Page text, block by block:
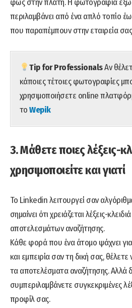
φως στην πλάτη. Η φωτογραφία
περιλαμβάνει από ένα απλό τοπίο
που παραπέμπουν στην εταιρεία
Tip for ProfessionalsΑν
κάποιες τέτοιες φωτογραφίες
χρησιμοποιήσετε online
τοWepik
3. Μάθετε ποιες λέξεις-
χρησιμοποιείτε και γιατί
Το Linkedin λειτουργεί σαν
σημαίνει ότι χρειάζεται λέξεις-
αποτελεσμάτων αναζήτησης.
Κάθε φορά που ένα άτομο ψάχνει
και εμπειρία σαν τη δική σας,
τα αποτελέσματα αναζήτησης. Αλλά
συμπεριλαμβάνετε συγκεκριμένες
προφίλ σας.